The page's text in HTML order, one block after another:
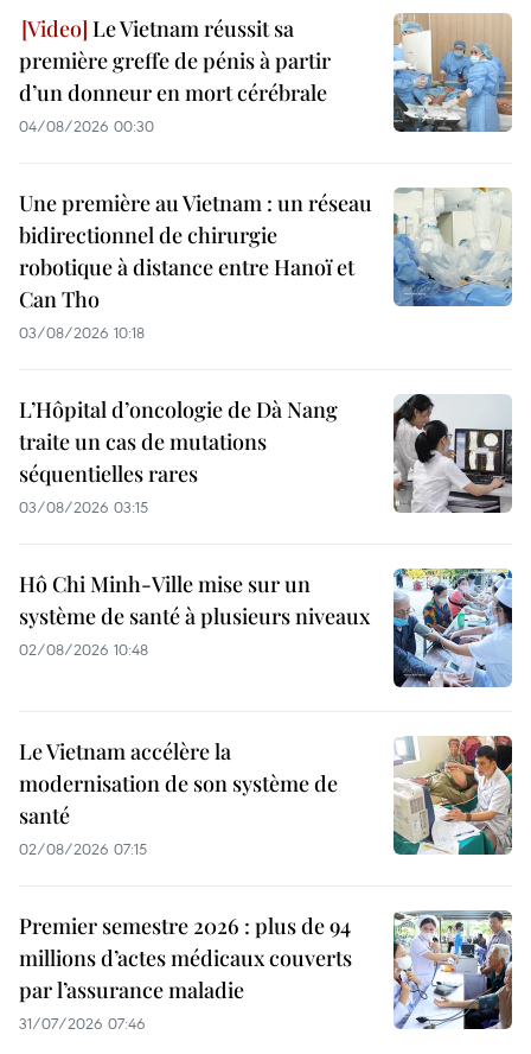
Le Vietnam réussit sa
première greffe de pénis à partir
d’un donneur en mort cérébrale
04/08/2026 00:30
Une première au Vietnam : un réseau
bidirectionnel de chirurgie
robotique à distance entre Hanoï et
Can Tho
03/08/2026 10:18
L’Hôpital d’oncologie de Dà Nang
traite un cas de mutations
séquentielles rares
03/08/2026 03:15
Hô Chi Minh-Ville mise sur un
système de santé à plusieurs niveaux
02/08/2026 10:48
Le Vietnam accélère la
modernisation de son système de
santé
02/08/2026 07:15
Premier semestre 2026 : plus de 94
millions d’actes médicaux couverts
par l’assurance maladie
31/07/2026 07:46